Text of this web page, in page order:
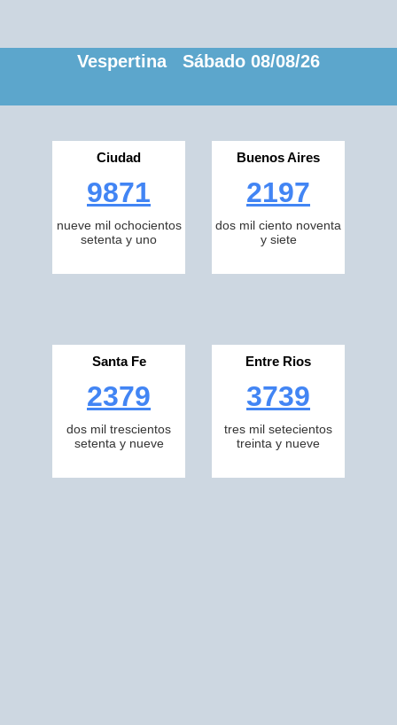
Vespertina Sábado 08/08/26
Ciudad
9871
nueve mil ochocientos
setenta y uno
Buenos Aires
2197
dos mil ciento noventa
y siete
Santa Fe
2379
dos mil trescientos
setenta y nueve
Entre Rios
3739
tres mil setecientos
treinta y nueve